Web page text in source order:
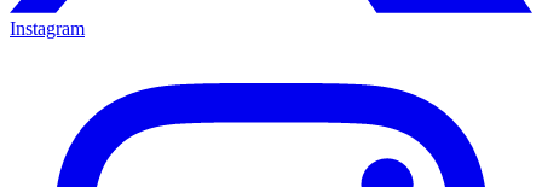
Instagram